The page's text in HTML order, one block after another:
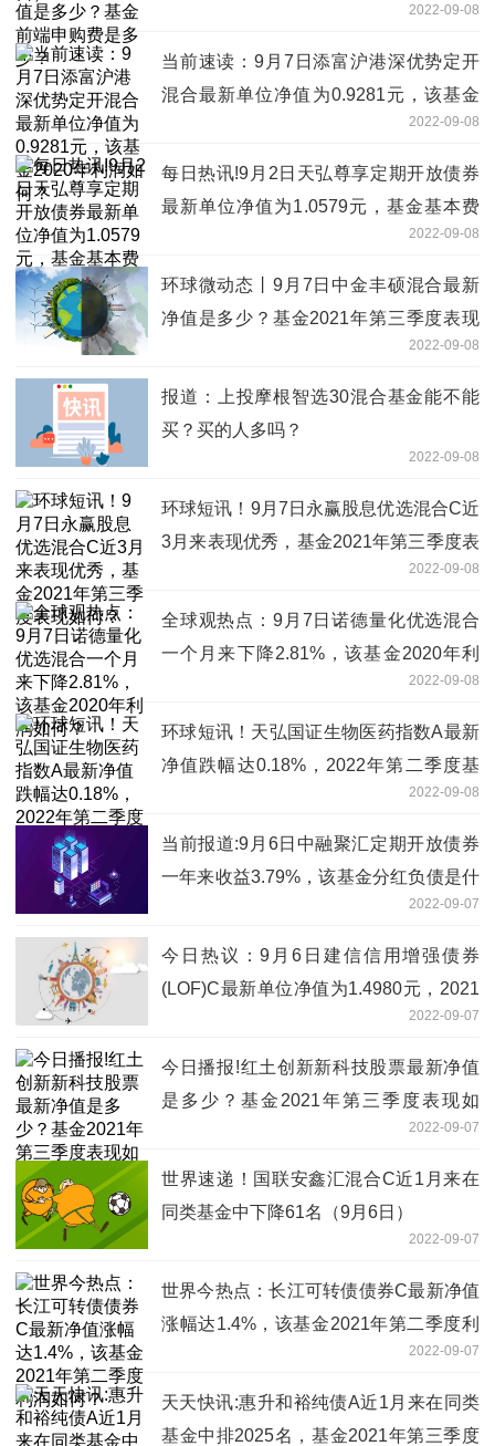
2022-09-08
当前速读：9月7日添富沪港深优势定开
混合最新单位净值为0.9281元，该基金
2022-09-08
每日热讯!9月2日天弘尊享定期开放债券
最新单位净值为1.0579元，基金基本费
2022-09-08
环球微动态丨9月7日中金丰硕混合最新
净值是多少？基金2021年第三季度表现
2022-09-08
报道：上投摩根智选30混合基金能不能
买？买的人多吗？
2022-09-08
环球短讯！9月7日永赢股息优选混合C近
3月来表现优秀，基金2021年第三季度表
2022-09-08
全球观热点：9月7日诺德量化优选混合
一个月来下降2.81%，该基金2020年利
2022-09-08
环球短讯！天弘国证生物医药指数A最新
净值跌幅达0.18%，2022年第二季度基
2022-09-08
当前报道:9月6日中融聚汇定期开放债券
一年来收益3.79%，该基金分红负债是什
2022-09-07
今日热议：9月6日建信信用增强债券
(LOF)C最新单位净值为1.4980元，2021
年第二季度基金有哪些财务收入？2022-09-07
今日播报!红土创新新科技股票最新净值
是多少？基金2021年第三季度表现如
2022-09-07
世界速递！国联安鑫汇混合C近1月来在
同类基金中下降61名（9月6日）
2022-09-07
世界今热点：长江可转债债券C最新净值
涨幅达1.4%，该基金2021年第二季度利
2022-09-07
天天快讯:惠升和裕纯债A近1月来在同类
基金中排2025名，基金2021年第三季度